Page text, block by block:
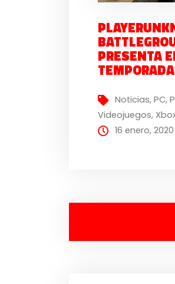
PRESENTA
Noticias,PC,
Videojuegos,
16 enero, 2020